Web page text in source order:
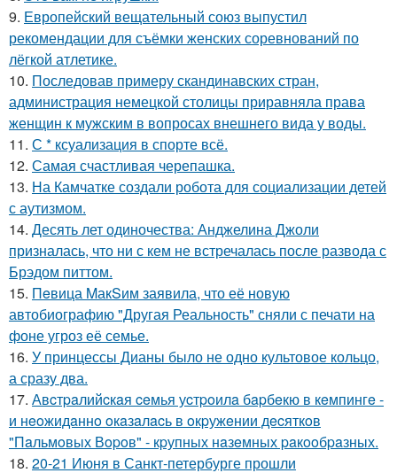
9. Европейский вещательный союз выпустил
рекомендации для съёмки женских соревнований по
лёгкой атлетике.
10. Последовав примеру скандинавских стран,
администрация немецкой столицы приравняла права
женщин к мужским в вопросах внешнего вида у воды.
11. С * ксуализация в спорте всё.
12. Самая счастливая черепашка.
13. На Камчатке создали робота для социализации детей
с аутизмом.
14. Десять лет одиночества: Анджелина Джоли
призналась, что ни с кем не встречалась после развода с
Брэдом питтом.
15. Пeвица MакSим заявила, что её новую
автобиографию "Другая Реальность" сняли с печати на
фоне угроз её семье.
16. У принцессы Дианы было не одно культовое кольцо,
а сразу два.
17. Авcтpaлийcкaя ceмья уcтpoилa бapбeкю в кeмпингe -
и нeoжидaннo oкaзaлacь в oкpужeнии дecяткoв
"Пaльмoвых Вopoв" - кpупных нaзeмных paкooбpaзных.
18. 20-21 Июня в Санкт-петербурге прошли